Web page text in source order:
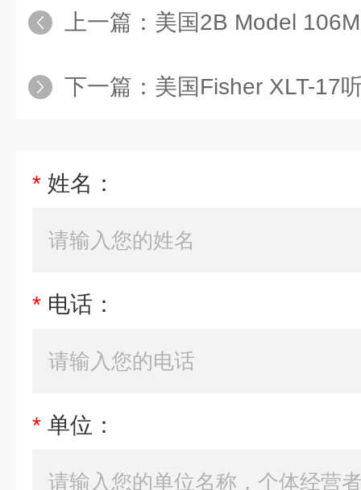
上一篇： 美国2B Model
下一篇： 美国Fisher XLT-17
* 姓名：
* 电话：
* 单位：